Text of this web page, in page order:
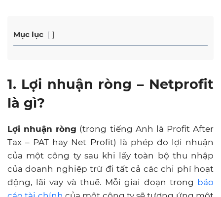
Mục lục
1. Lợi nhuận ròng – Netprofit
là gì?
Lợi nhuận ròng (trong tiếng Anh là Profit After
Tax – PAT hay Net Profit) là phép đo lợi nhuận
của một công ty sau khi lấy toàn bộ thu nhập
của doanh nghiệp trừ đi tất cả các chi phí hoạt
động, lãi vay và thuế. Mỗi giai đoạn trong báo